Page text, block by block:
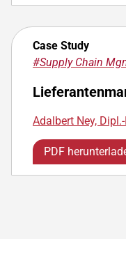
Case Study
#Supply Chain
Adalbert Ney,
PDF